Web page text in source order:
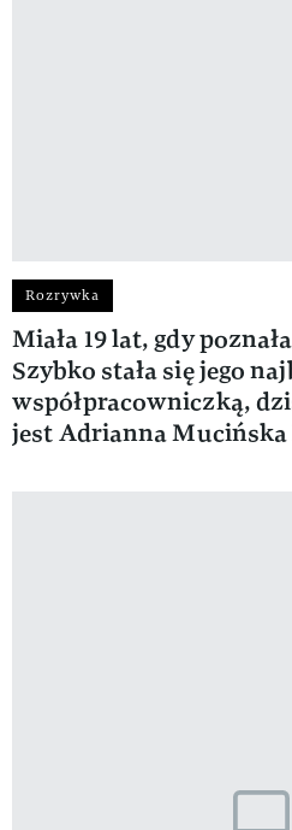
Rozrywka
Miała 19 lat, gdy
Szybko stała się jego
współpracowniczką,
jest Adrianna Mucińska